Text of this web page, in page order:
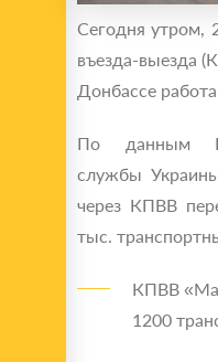
Сегодня утром,
въезда-выезда
Донбассе
По данным
службы
через КПВВ
тыс.
КПВВ
1200